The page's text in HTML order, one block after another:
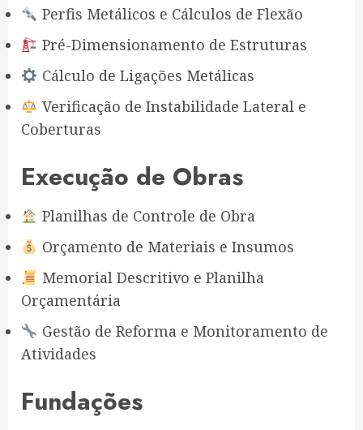
Perfis Metálicos e Cálculos de Flexão
Pré-Dimensionamento de Estruturas
Cálculo de Ligações Metálicas
Verificação de Instabilidade Lateral e
Coberturas
Execução de Obras
Planilhas de Controle de Obra
Orçamento de Materiais e Insumos
Memorial Descritivo e Planilha
Orçamentária
Gestão de Reforma e Monitoramento de
Atividades
Fundações